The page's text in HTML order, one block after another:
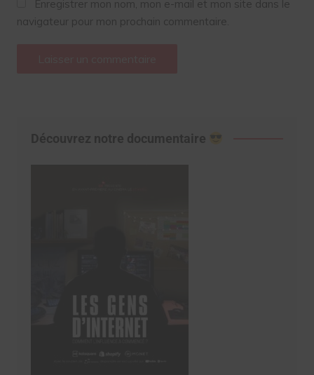
Enregistrer mon nom, mon e-mail et mon site dans le
navigateur pour mon prochain commentaire.
Découvrez notre documentaire